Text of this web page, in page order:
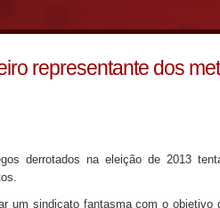
representante dos
derrotados na eleição de 2013
um sindicato fantasma com o